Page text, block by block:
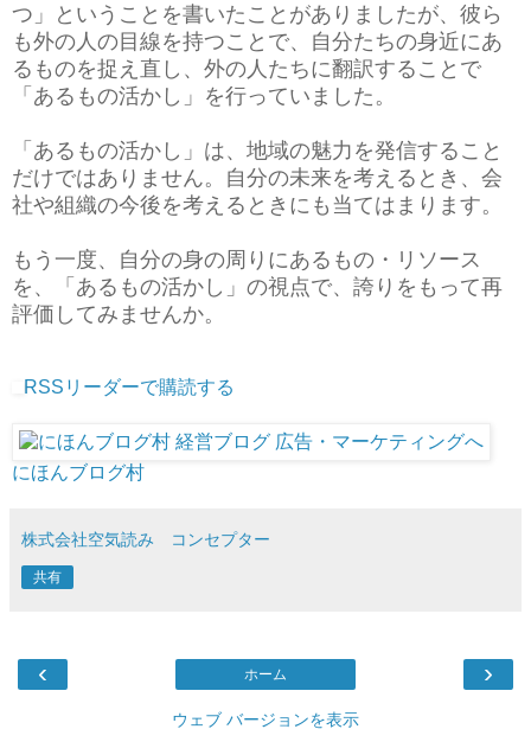
つ」ということを書いたことがありましたが、彼ら
も外の人の目線を持つことで、自分たちの身近にあ
るものを捉え直し、外の人たちに翻訳することで
「あるもの活かし」を行っていました。
「あるもの活かし」は、地域の魅力を発信すること
だけではありません。自分の未来を考えるとき、会
社や組織の今後を考えるときにも当てはまります。
もう一度、自分の身の周りにあるもの・リソース
を、「あるもの活かし」の視点で、誇りをもって再
評価してみませんか。
RSSリーダーで購読する
にほんブログ村
株式会社空気読み コンセプター
共有
‹ ›
ホーム
ウェブ バージョンを表示